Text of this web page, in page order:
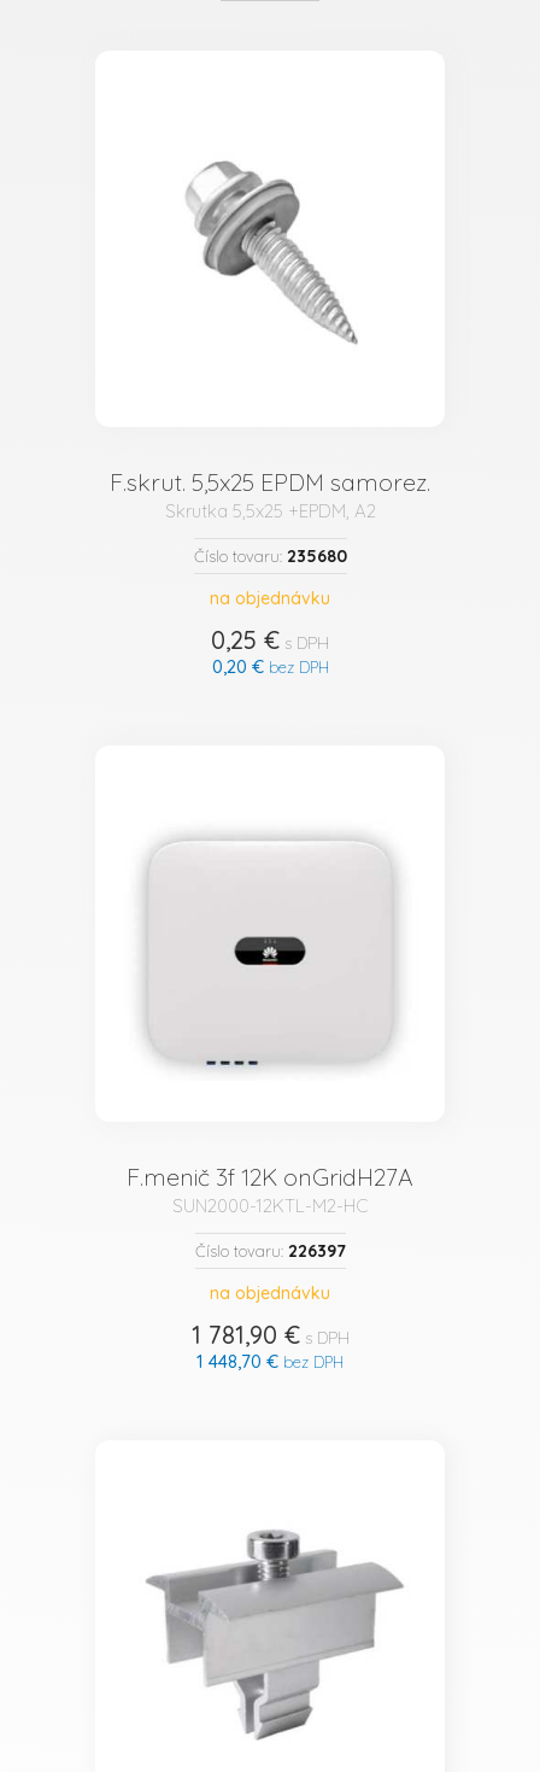
F.skrut. 5,5x25 EPDM samorez.
Skrutka 5,5x25 +EPDM, A2
Číslo tovaru: 235680
na objednávku
0,25 € s DPH
0,20 €bez DPH
F.menič 3f 12K onGridH27A
SUN2000-12KTL-M2-HC
Číslo tovaru: 226397
na objednávku
1 781,90 €s DPH
1 448,70 € bez DPH